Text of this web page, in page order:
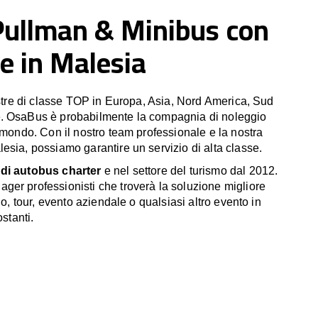
& Minibus con
in Malesia
di classe TOP in Europa, Asia, Nord America, Sud
OsaBus è probabilmente la compagnia di noleggio
Con il nostro team professionale e la nostra
possiamo garantire un servizio di alta classe.
autobus charter e nel settore del turismo dal 2012.
professionisti che troverà la soluzione migliore
tour, evento aziendale o qualsiasi altro evento in